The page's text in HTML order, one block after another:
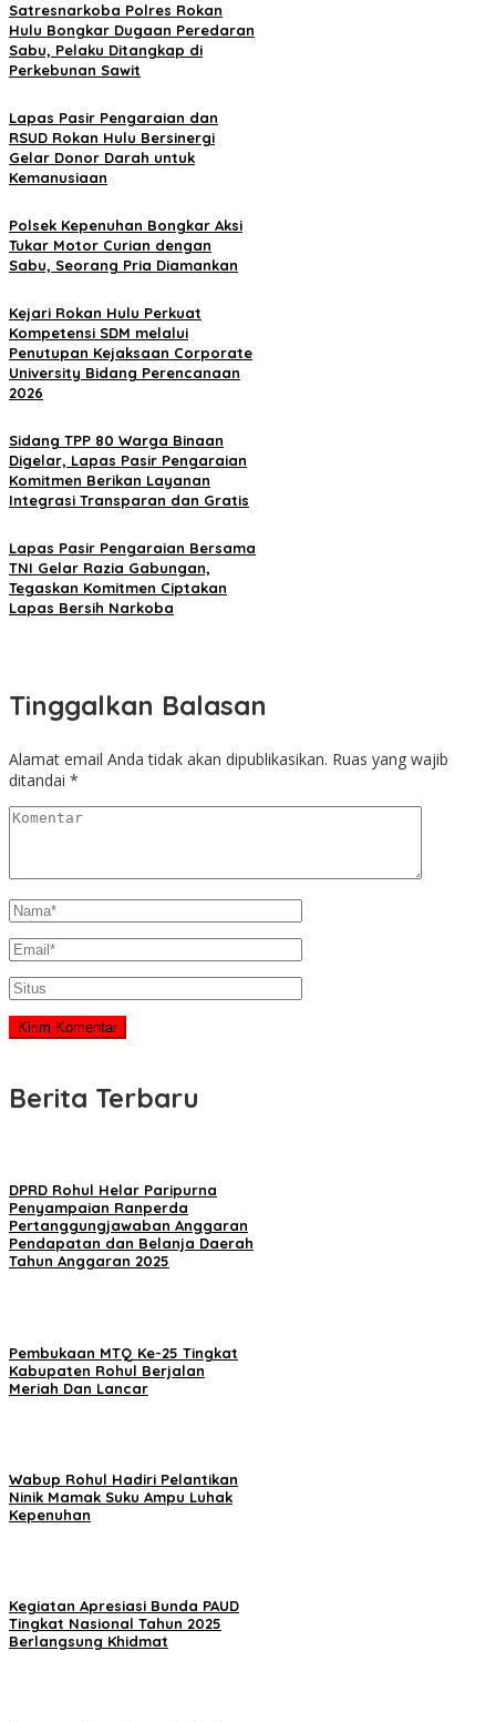
Satresnarkoba Polres Rokan
Hulu Bongkar Dugaan Peredaran
Sabu, Pelaku Ditangkap di
Perkebunan Sawit
Lapas Pasir Pengaraian dan
RSUD Rokan Hulu Bersinergi
Gelar Donor Darah untuk
Kemanusiaan
Polsek Kepenuhan Bongkar Aksi
Tukar Motor Curian dengan
Sabu, Seorang Pria Diamankan
Kejari Rokan Hulu Perkuat
Kompetensi SDM melalui
Penutupan Kejaksaan Corporate
University Bidang Perencanaan
2026
Sidang TPP 80 Warga Binaan
Digelar, Lapas Pasir Pengaraian
Komitmen Berikan Layanan
Integrasi Transparan dan Gratis
Lapas Pasir Pengaraian Bersama
TNI Gelar Razia Gabungan,
Tegaskan Komitmen Ciptakan
Lapas Bersih Narkoba
Tinggalkan Balasan
Alamat email Anda tidak akan dipublikasikan. Ruas yang wajib
ditandai *
Berita Terbaru
DPRD Rohul Helar Paripurna
Penyampaian Ranperda
Pertanggungjawaban Anggaran
Pendapatan dan Belanja Daerah
Tahun Anggaran 2025
Pembukaan MTQ Ke-25 Tingkat
Kabupaten Rohul Berjalan
Meriah Dan Lancar
Wabup Rohul Hadiri Pelantikan
Ninik Mamak Suku Ampu Luhak
Kepenuhan
Kegiatan Apresiasi Bunda PAUD
Tingkat Nasional Tahun 2025
Berlangsung Khidmat